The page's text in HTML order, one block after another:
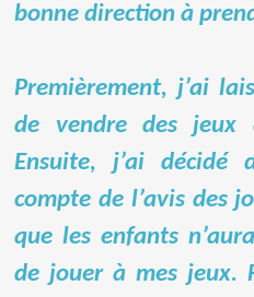
bonne direction à
Premièrement, j’ai
de vendre des jeux
Ensuite, j’ai
compte de l’avis des
que les enfants
de jouer à mes jeux.